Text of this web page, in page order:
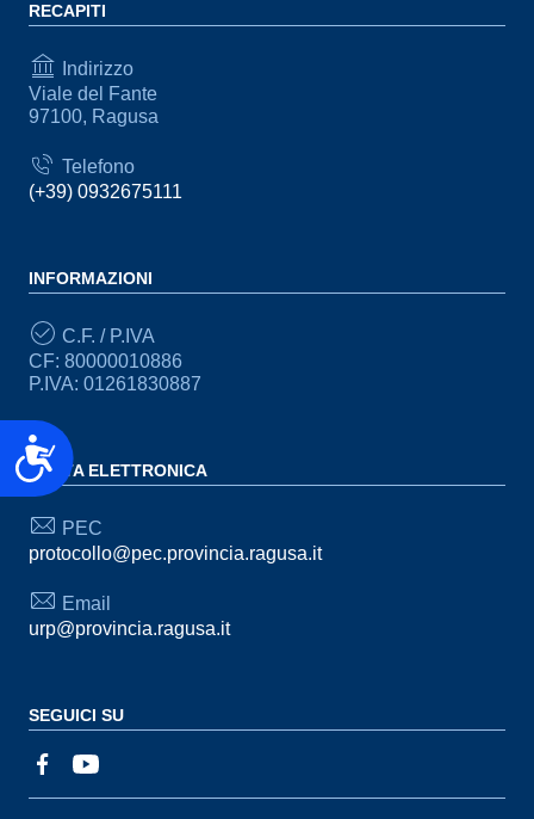
Accessibilità
RECAPITI
Indirizzo
Viale del Fante
97100, Ragusa
Telefono
(+39) 0932675111
INFORMAZIONI
C.F. / P.IVA
CF: 80000010886
P.IVA: 01261830887
POSTA ELETTRONICA
PEC
protocollo@pec.provincia.ragusa.it
Email
urp@provincia.ragusa.it
SEGUICI SU